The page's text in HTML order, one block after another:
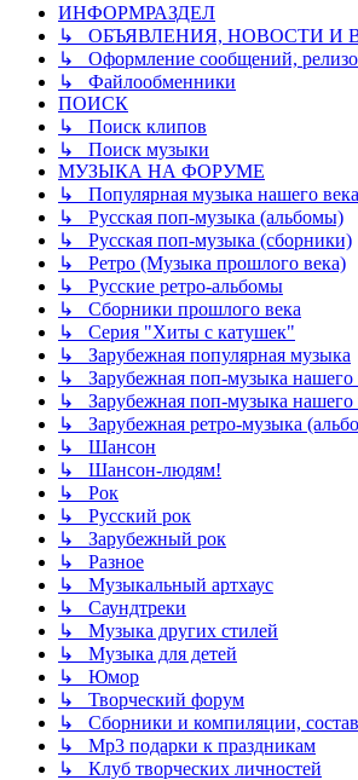
ИНФОРМРАЗДЕЛ
↳ ОБЪЯВЛЕНИЯ, НОВОСТИ И
↳ Оформление сообщений,
↳ Файлообменники
ПОИСК
↳ Поиск клипов
↳ Поиск музыки
МУЗЫКА НА ФОРУМЕ
↳ Популярная музыка нашего века
↳ Русская поп-музыка (альбомы)
↳ Русская поп-музыка (сборники)
↳ Ретро (Музыка прошлого века)
↳ Русские ретро-альбомы
↳ Сборники прошлого века
↳ Серия "Хиты с катушек"
↳ Зарубежная популярная музыка
↳ Зарубежная поп-музыка нашего
↳ Зарубежная поп-музыка нашего
↳ Зарубежная ретро-музыка
↳ Шансон
↳ Шансон-людям!
↳ Рок
↳ Русский рок
↳ Зарубежный рок
↳ Разное
↳ Музыкальный артхаус
↳ Саундтреки
↳ Музыка других стилей
↳ Музыка для детей
↳ Юмор
↳ Творческий форум
↳ Сборники и компиляции,
↳ Mp3 подарки к праздникам
↳ Клуб творческих личностей